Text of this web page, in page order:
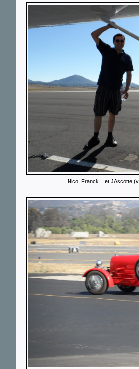
Nico, Franck... et JAscotte